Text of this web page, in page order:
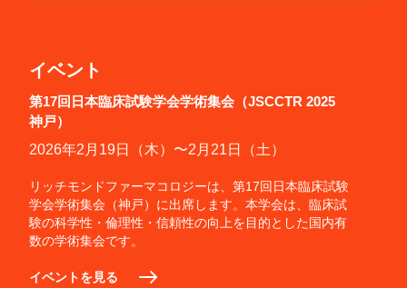
イベント
第17回日本臨床試験学会学術集会（JSCCTR 2025
神戸）
2026年2月19日（木）〜2月21日（土）
リッチモンドファーマコロジーは、第17回日本臨床試験
学会学術集会（神戸）に出席します。本学会は、臨床試
験の科学性・倫理性・信頼性の向上を目的とした国内有
数の学術集会です。
イベントを見る